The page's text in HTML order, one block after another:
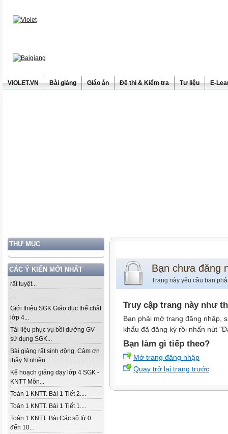
ViOLET.VN Bài giảng Giáo án Đề thi & Kiểm tra Tư liệu E-
THƯ MỤC
CÁC Ý KIẾN MỚI NHẤT
rất tuyệt...
...
Giới thiệu SGK Giáo dục thể chất
lớp 4...
Tài liệu phục vụ bồi dưỡng GV
sử dụng SGK...
Bài giảng rất sinh động. Cảm ơn
thầy N nhiều...
Kế hoạch giảng dạy lớp 4 SGK -
KNTT Môn...
Toán 1 KNTT. Bài 1 Tiết 2....
Toán 1 KNTT. Bài 1 Tiết 1....
Toán 1 KNTT. Bài Các số từ 0
đến 10...
Bạn chưa đăng
Trang này yêu cầu bạn
Truy cập trang này như
Bạn phải mở trang đăng nhập,
khẩu đã đăng ký rồi nhấn nút
Bạn làm gì tiếp theo?
Mở trang đăng nhập
Quay trở lại trang trước